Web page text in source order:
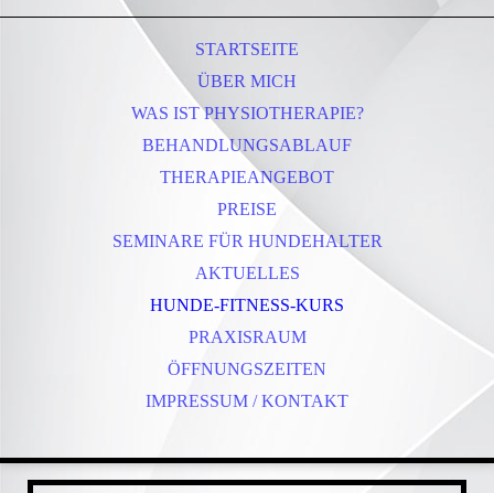
STARTSEITE
ÜBER MICH
WAS IST PHYSIOTHERAPIE?
BEHANDLUNGSABLAUF
THERAPIEANGEBOT
PREISE
SEMINARE FÜR HUNDEHALTER
AKTUELLES
HUNDE-FITNESS-KURS
PRAXISRAUM
ÖFFNUNGSZEITEN
IMPRESSUM / KONTAKT